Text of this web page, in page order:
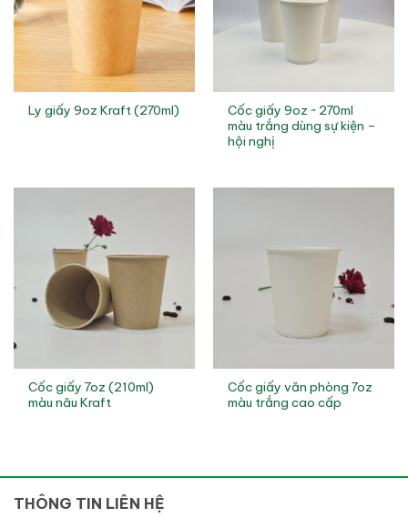
Ly giấy 9oz Kraft (270ml)
Cốc giấy 9oz ~ 270ml
màu trắng dùng sự kiện –
hội nghị
Cốc giấy 7oz (210ml)
màu nâu Kraft
Cốc giấy văn phòng 7oz
màu trắng cao cấp
THÔNG TIN LIÊN HỆ